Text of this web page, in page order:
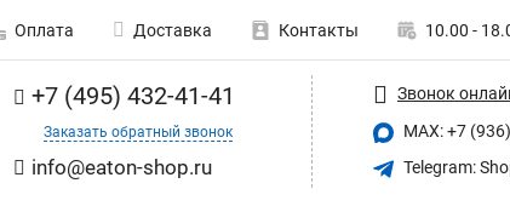
Оплата Доставка Контакты 10.00 -
+7 (495) 432-41-41
Заказать обратный звонок
info@eaton-shop.ru
Звонок
MAX: +7
Telegram: